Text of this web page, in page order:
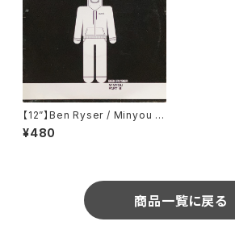
【12”】Ben Ryser / Minyou P
art B (Weave Music) (weav
e-24B)
¥480
商品一覧に戻る